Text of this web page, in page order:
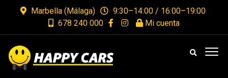
Marbella (Málaga)
9:30–14:00 / 16:00–19:00
678 240 000
Mi cuenta